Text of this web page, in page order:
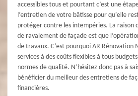
accessibles tous et pourtant c’est une
l’entretien de votre bâtisse pour qu’elle
protéger contre les intempéries. La raison
de ravalement de façade est que
de travaux. C’est pourquoi AR Rénovation
services à des coûts flexibles à tous
normes de qualité. N’hésitez donc pas à
bénéficier du meilleur des entretiens de
financières.